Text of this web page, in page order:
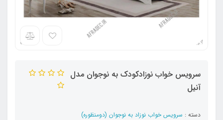
سرویس خواب نوزادکودک به نوجوان مدل
آنیل
دسته : سرویس خواب نوزاد به نوجوان (دومنظوره)